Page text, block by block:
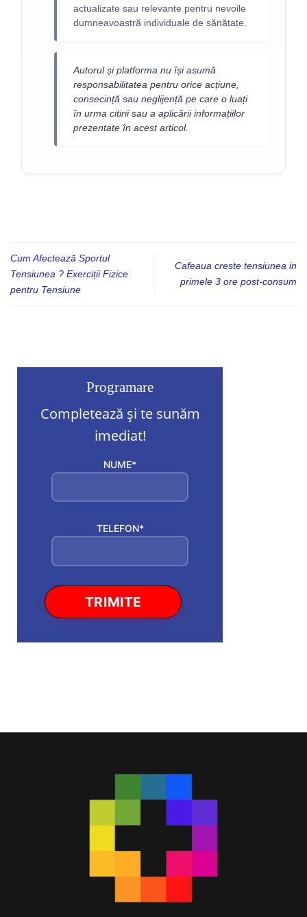
actualizate sau relevante pentru nevoile
dumneavoastră individuale de sănătate.
Autorul și platforma nu își asumă
responsabilitatea pentru orice acțiune,
consecință sau neglijență pe care o luați
în urma citirii sau a aplicării informațiilor
prezentate în acest articol.
Cum Afectează Sportul
Tensiunea ? Exerciții Fizice
pentru Tensiune
Cafeaua creste tensiunea in
primele 3 ore post-consum
Programare
Completează și te sunăm
imediat!
NUME*
TELEFON*